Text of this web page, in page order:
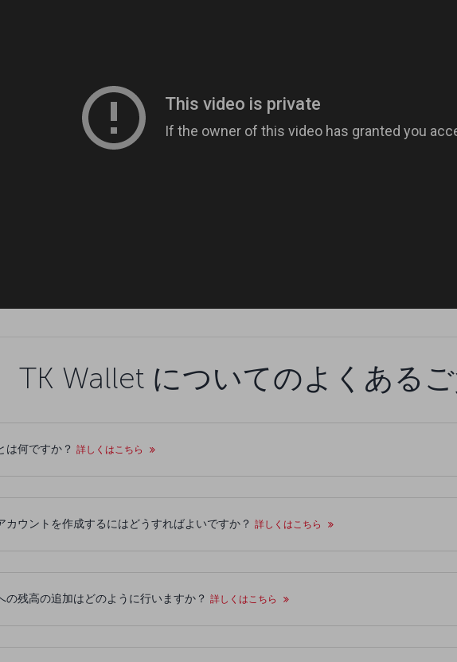
TK Wallet についてのよくあるご
は何ですか？ 詳しくはこちら
カウントを作成するにはどうすればよいですか？ 詳しくはこちら
の残高の追加はどのように行いますか？ 詳しくはこちら